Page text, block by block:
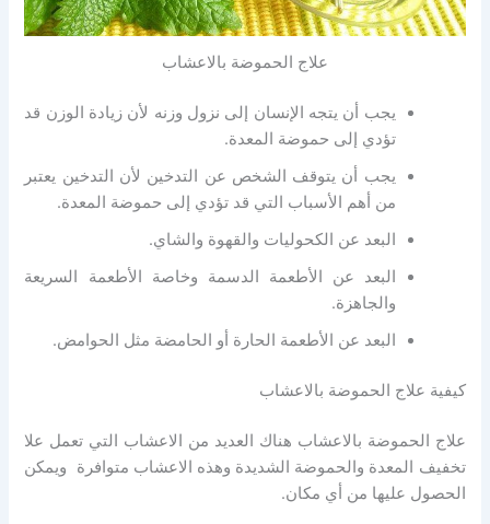
علاج الحموضة بالاعشاب
يجب أن يتجه الإنسان إلى نزول وزنه لأن زيادة الوزن قد
تؤدي إلى حموضة المعدة.
يجب أن يتوقف الشخص عن التدخين لأن التدخين يعتبر
من أهم الأسباب التي قد تؤدي إلى حموضة المعدة.
البعد عن الكحوليات والقهوة والشاي.
البعد عن الأطعمة الدسمة وخاصة الأطعمة السريعة
والجاهزة.
البعد عن الأطعمة الحارة أو الحامضة مثل الحوامض.
كيفية علاج الحموضة بالاعشاب
علاج الحموضة بالاعشاب هناك العديد من الاعشاب التي تعمل علا
تخفيف المعدة والحموضة الشديدة وهذه الاعشاب متوافرة ويمكن
الحصول عليها من أي مكان.